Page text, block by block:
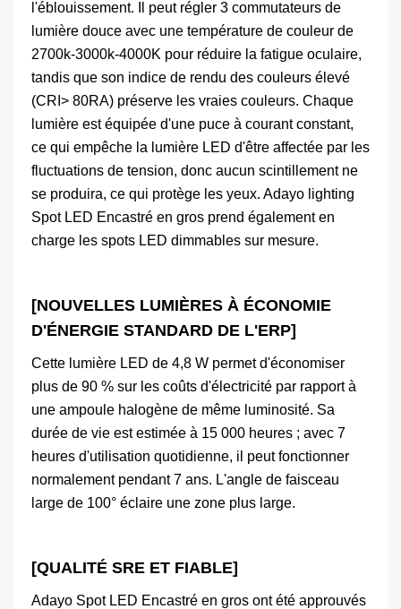
l'éblouissement. Il peut régler 3 commutateurs de
lumière douce avec une température de couleur de
2700k-3000k-4000K pour réduire la fatigue oculaire,
tandis que son indice de rendu des couleurs élevé
(CRI> 80RA) préserve les vraies couleurs. Chaque
lumière est équipée d'une puce à courant constant,
ce qui empêche la lumière LED d'être affectée par les
fluctuations de tension, donc aucun scintillement ne
se produira, ce qui protège les yeux. Adayo lighting
Spot LED Encastré en gros prend également en
charge les spots LED dimmables sur mesure.
[NOUVELLES LUMIÈRES À ÉCONOMIE
D'ÉNERGIE STANDARD DE L'ERP]
Cette lumière LED de 4,8 W permet d'économiser
plus de 90 % sur les coûts d'électricité par rapport à
une ampoule halogène de même luminosité. Sa
durée de vie est estimée à 15 000 heures ; avec 7
heures d'utilisation quotidienne, il peut fonctionner
normalement pendant 7 ans. L'angle de faisceau
large de 100° éclaire une zone plus large.
[QUALITÉ SRE ET FIABLE]
Adayo Spot LED Encastré en gros ont été approuvés